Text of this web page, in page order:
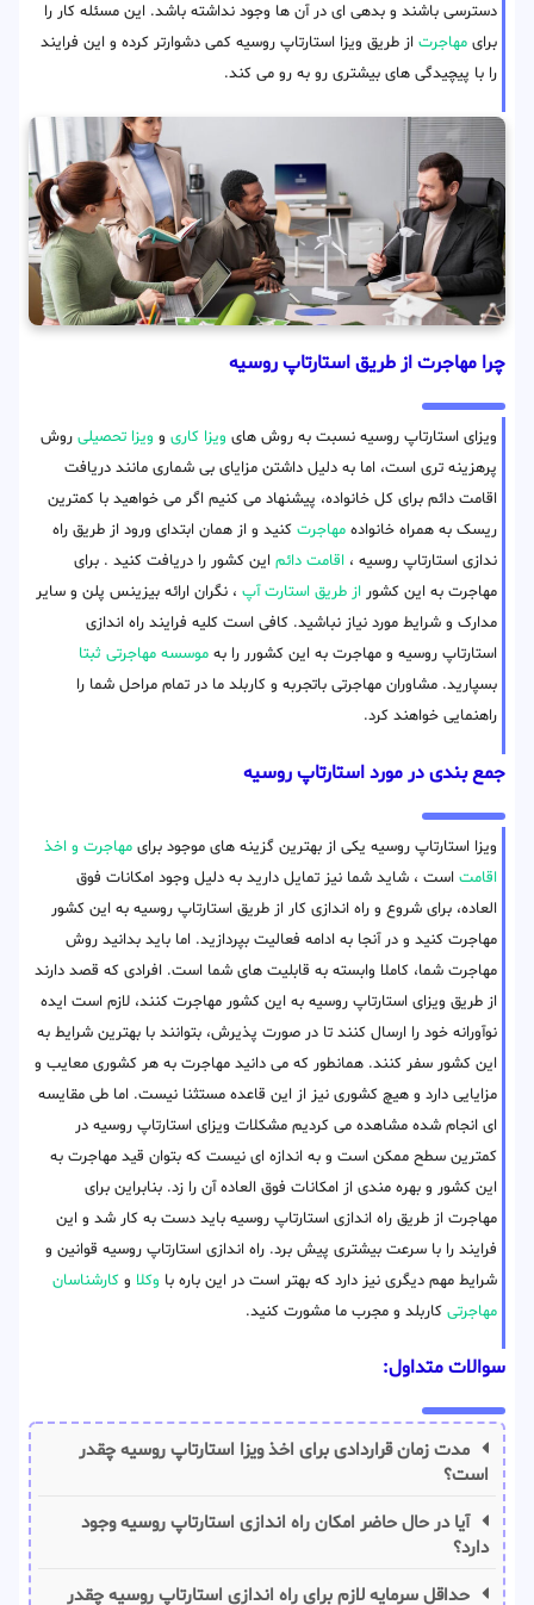
دسترسی باشند و بدهی ای در آن ها وجود نداشته باشد. این مسئله کار را
برای مهاجرت از طریق ویزا استارتاپ روسیه کمی دشوارتر کرده و این فرایند
را با پیچیدگی های بیشتری رو به رو می کند.
چرا مهاجرت از طریق استارتاپ روسیه
ویزای استارتاپ روسیه نسبت به روش های ویزا کاری و ویزا تحصیلی روش
پرهزینه تری است، اما به دلیل داشتن مزایای بی شماری مانند دریافت
اقامت دائم برای کل خانواده، پیشنهاد می کنیم اگر می خواهید با کمترین
ریسک به همراه خانواده مهاجرت کنید و از همان ابتدای ورود از طریق راه
ندازی استارتاپ روسیه ، اقامت دائم این کشور را دریافت کنید . برای
مهاجرت به این کشور از طریق استارت آپ ، نگران ارائه بیزینس پلن و سایر
مدارک و شرایط مورد نیاز نباشید. کافی است کلیه فرایند راه اندازی
استارتاپ روسیه و مهاجرت به این کشورر را به موسسه مهاجرتی ثبتا
بسپارید. مشاوران مهاجرتی باتجربه و کاربلد ما در تمام مراحل شما را
راهنمایی خواهند کرد.
جمع بندی در مورد استارتاپ روسیه
ویزا استارتاپ روسیه یکی از بهترین گزینه های موجود برای مهاجرت و اخذ
اقامت است ، شاید شما نیز تمایل دارید به دلیل وجود امکانات فوق
العاده، برای شروع و راه اندازی کار از طریق استارتاپ روسیه به این کشور
مهاجرت کنید و در آنجا به ادامه فعالیت بپردازید. اما باید بدانید روش
مهاجرت شما، کاملا وابسته به قابلیت های شما است. افرادی که قصد دارند
از طریق ویزای استارتاپ روسیه به این کشور مهاجرت کنند، لازم است ایده
نوآورانه خود را ارسال کنند تا در صورت پذیرش، بتوانند با بهترین شرایط به
این کشور سفر کنند. همانطور که می دانید مهاجرت به هر کشوری معایب و
مزایایی دارد و هیچ کشوری نیز از این قاعده مستثنا نیست. اما طی مقایسه
ای انجام شده مشاهده می کردیم مشکلات ویزای استارتاپ روسیه در
کمترین سطح ممکن است و به اندازه ای نیست که بتوان قید مهاجرت به
این کشور و بهره مندی از امکانات فوق العاده آن را زد. بنابراین برای
مهاجرت از طریق راه اندازی استارتاپ روسیه باید دست به کار شد و این
فرایند را با سرعت بیشتری پیش برد. راه اندازی استارتاپ روسیه قوانین و
شرایط مهم دیگری نیز دارد که بهتر است در این باره با وکلا و کارشناسان
مهاجرتی کاربلد و مجرب ما مشورت کنید.
سوالات متداول:
مدت زمان قراردادی برای اخذ ویزا استارتاپ روسیه چقدر
است؟
آیا در حال حاضر امکان راه اندازی استارتاپ روسیه وجود
دارد؟
حداقل سرمایه لازم برای راه اندازی استارتاپ روسیه چقدر